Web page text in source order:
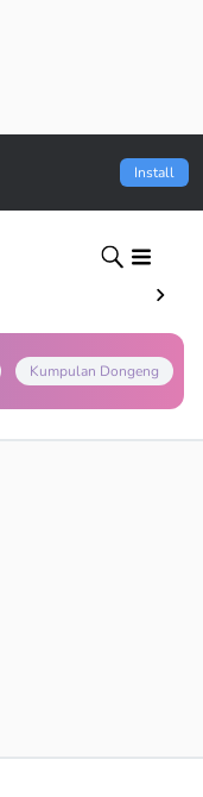
Install
Kumpulan Dongeng